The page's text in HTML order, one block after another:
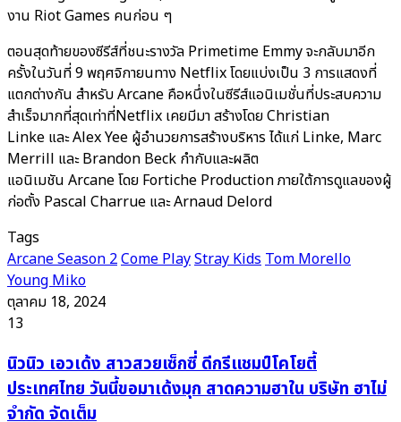
งาน Riot Games คนก่อน ๆ
ตอนสุดท้ายของซีรีส์ที่ชนะรางวัล Primetime Emmy จะกลับมาอีก
ครั้งในวันที่ 9 พฤศจิกายนทาง Netflix โดยแบ่งเป็น 3 การแสดงที่
แตกต่างกัน สำหรับ Arcane คือหนึ่งในซีรีส์แอนิเมชั่นที่ประสบความ
สำเร็จมากที่สุดเท่าที่Netflix เคยมีมา สร้างโดย Christian
Linke และ Alex Yee ผู้อำนวยการสร้างบริหาร ได้แก่ Linke, Marc
Merrill และ Brandon Beck กำกับและผลิต
แอนิเมชัน Arcane โดย Fortiche Production ภายใต้การดูแลของผู้
ก่อตั้ง Pascal Charrue และ Arnaud Delord
Tags
Arcane Season 2Come PlayStray KidsTom Morello
Young Miko
ตุลาคม 18, 2024
13
นิ
วนิว
เอว
นิวนิว เอวเด้ง สาวสวยเซ็กซี่ ดีกรีแชมป์โคโยตี้
ประเทศไทย วันนี้ขอมาเด้งมุก สาดความฮาใน บริษัท ฮาไม่
จำกัด จัดเต็ม